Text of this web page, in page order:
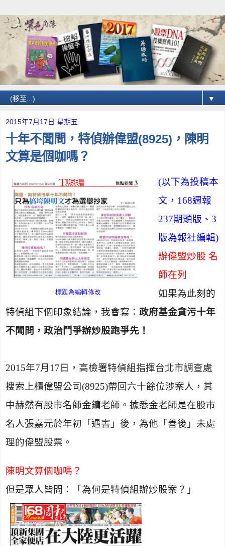
▼
2015年7月17日 星期五
十年不聞問，特偵辦偉盟(8925)，陳明
文算是個咖嗎？
標題為編輯修改
(以下為投稿本
文，168週報
237期頭版、3
版為報社編輯)
辦偉盟炒股 名
師在列
如果為此刻的
特偵組下個印象結論，我會寫： 政府基金貪污十年
不聞問，政治鬥爭辦炒股跑爭先！
2015年7月 17日，高檢署特偵組指揮台北市調查處
搜索上櫃偉盟公司(8925)帶回六十餘位涉案人，其
中赫然有股市名師金鏞老師。據悉金老師是在股市
名人張嘉元於年初「遇害」後，為他「善後」未處
理的偉盟股票。
陳明文算個咖嗎？
但是眾人皆問：「為何是特偵組辦炒股案？」